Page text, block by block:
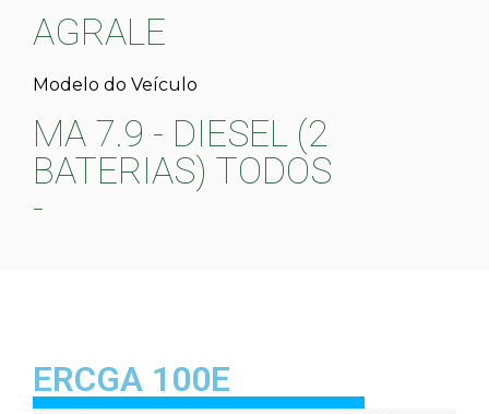
AGRALE
Modelo do Veículo
MA 7.9 - DIESEL (2
BATERIAS) TODOS
-
ERCGA 100E